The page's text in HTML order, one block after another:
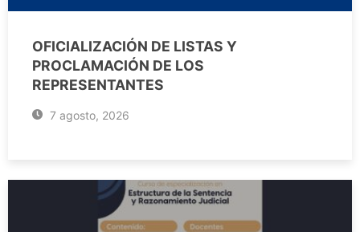
OFICIALIZACIÓN DE LISTAS Y
PROCLAMACIÓN DE LOS
REPRESENTANTES
7 agosto, 2026